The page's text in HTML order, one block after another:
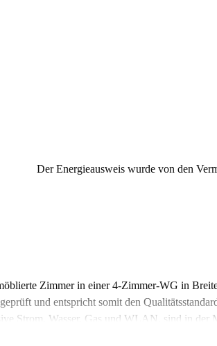
Der Energieausweis wurde von den
Zimmer in einer 4-Zimmer-WG in
und entspricht somit den
Strom, Wasser, Gas und WLAN, sind in der